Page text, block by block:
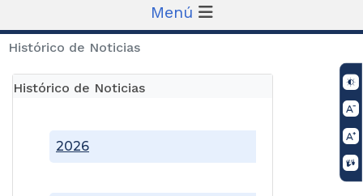
Menú
Histórico de Noticias
Histórico de Noticias
2026